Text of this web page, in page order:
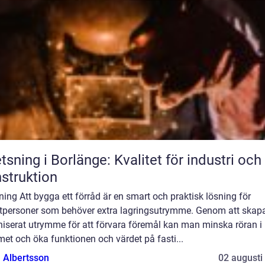
i Borlänge: Kvalitet för industri och
Att bygga ett förråd är en smart och praktisk lösning för
som behöver extra lagringsutrymme. Genom att
utrymme för att förvara föremål kan man minska röran i
och öka funktionen och värdet på fasti...
Albertsson
02 augusti